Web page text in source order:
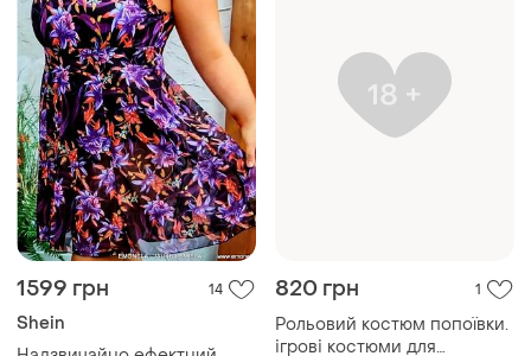
1599 грн
Shein
820 грн
Рольовий костюм попоївки.